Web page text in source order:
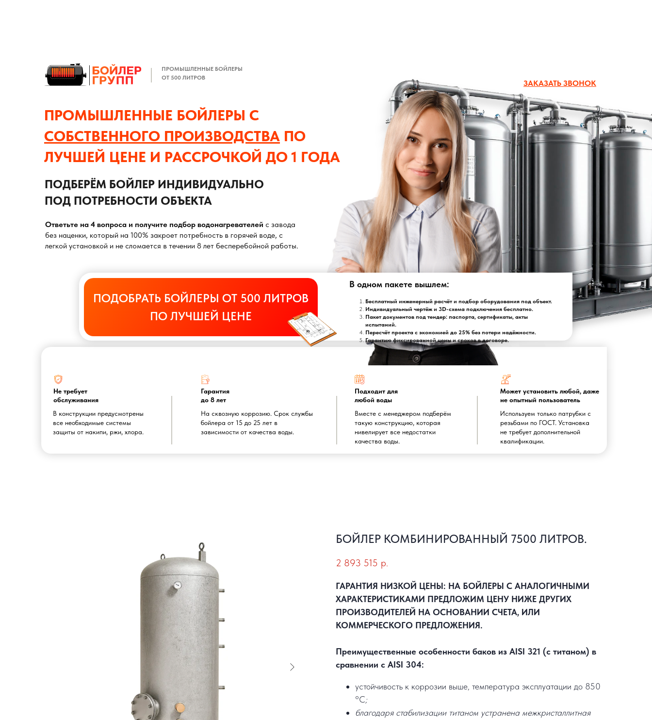
Ответьте на 4 вопроса и получите подбор водонагревателей с завода
без наценки, который на 100% закроет потребность в горячей воде, с
легкой установкой и не сломается в течении 8 лет бесперебойной работы.
В одном пакете вышлем:
Бесплатный инженерный расчёт и подбор оборудования под объект.
Индивидуальный чертёж и 3D-схема подключения бесплатно.
Пакет документов под тендер: паспорта, сертификаты, акты
испытаний.
Пересчёт проекта с экономией до 25% без потери надёжности.
Гарантию фиксированной цены и сроков в договоре.
ПРОМЫШЛЕННЫЕ БОЙЛЕРЫ С
СОБСТВЕННОГО ПРОИЗВОДСТВА ПО
ЛУЧШЕЙ ЦЕНЕ И РАССРОЧКОЙ ДО 1 ГОДА
ПОДБЕРЁМ БОЙЛЕР ИНДИВИДУАЛЬНО
ПОД ПОТРЕБНОСТИ ОБЪЕКТА
Не требует
обслуживания
В конструкции предусмотрены
все необходимые системы
защиты от накипи, ржи, хлора.
Гарантия
до 8 лет
ПРОМЫШЛЕННЫЕ БОЙЛЕРЫ
ОТ 500 ЛИТРОВ
На сквозную коррозию. Срок службы
бойлера от 15 до 25 лет в
зависимости от качества воды.
Подходит для
любой воды
Вместе с менеджером подберём
такую конструкцию, которая
нивелирует все недостатки
качества воды.
Может установить любой, даже
не опытный пользователь
Используем только патрубки с
резьбами по ГОСТ. Установка
не требует дополнительной
квалификации.
ЗАКАЗАТЬ ЗВОНОК
ПОДОБРАТЬ БОЙЛЕРЫ ОТ 500 ЛИТРОВ
ПО ЛУЧШЕЙ ЦЕНЕ
БОЙЛЕР КОМБИНИРОВАННЫЙ 7500 ЛИТРОВ.
2 893 515 р.
ГАРАНТИЯ НИЗКОЙ ЦЕНЫ: НА БОЙЛЕРЫ С АНАЛОГИЧНЫМИ
ХАРАКТЕРИСТИКАМИ ПРЕДЛОЖИМ ЦЕНУ НИЖЕ ДРУГИХ
ПРОИЗВОДИТЕЛЕЙ НА ОСНОВАНИИ СЧЕТА, ИЛИ
КОММЕРЧЕСКОГО ПРЕДЛОЖЕНИЯ.
Преимущественные особенности баков из AISI 321 (с титаном) в
сравнении с AISI 304:
устойчивость к коррозии выше, температура эксплуатации до 850
°C;
благодаря стабилизации титаном устранена межкристаллитная